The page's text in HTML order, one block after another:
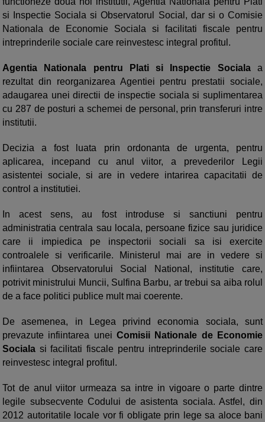
si Inspectie Sociala si Observatorul Social , dar si o Comisie
Nationala de Economie Sociala si facilitati fiscale pentru
intreprinderile sociale care reinvestesc integral profitul.
Agentia Nationala pentru Plati si Inspectie Socialaa
rezultat din reorganizarea Agentiei pentru prestatii sociale,
adaugarea unei directii de inspectie sociala si suplimentarea
cu 287 de posturi a schemei de personal, prin transferuri intre
institutii.
Decizia a fost luata prin ordonanta de urgenta, pentru
aplicarea, incepand cu anul viitor, a prevederilor Legii
asistentei sociale, si are in vedere intarirea capacitatii de
control a institutiei.
In acest sens, au fost introduse si sanctiuni pentru
administratia centrala sau locala, persoane fizice sau juridice
care ii impiedica pe inspectorii sociali sa isi exercite
controalele si verificarile. Ministerul mai are in vedere si
infiintarea Observatorului Social National, institutie care,
potrivit ministrului Muncii, Sulfina Barbu, ar trebui sa aiba rolul
de a face politici publice mult mai coerente.
De asemenea, in Legea privind economia sociala, sunt
prevazute infiintarea unei Comisii Nationale de Economie
Sociala si facilitati fiscale pentru intreprinderile sociale care
reinvestesc integral profitul.
Tot de anul viitor urmeaza sa intre in vigoare o parte dintre
legile subsecvente Codului de asistenta social a. Astfel, din
2012 autoritatile locale vor fi obligate prin lege sa aloce bani